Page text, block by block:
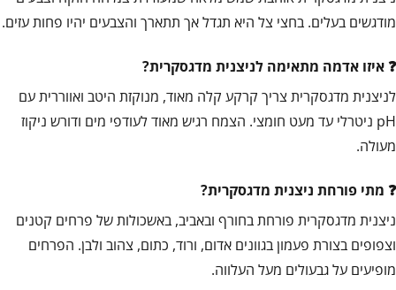
מודגשים בעלים. בחצי צל היא תגדל אך תתארך והצבעים יהיו פחות עזים.
איזו אדמה מתאימה לניצנית מדגסקרית?
לניצנית מדגסקרית צריך קרקע קלה מאוד, מנוקזת היטב ואווררית עם
pH ניטרלי עד מעט חומצי. הצמח רגיש מאוד לעודפי מים ודורש ניקוז
מעולה.
מתי פורחת ניצנית מדגסקרית?
ניצנית מדגסקרית פורחת בחורף ובאביב, באשכולות של פרחים קטנים
וצפופים בצורת פעמון בגוונים אדום, ורוד, כתום, צהוב ולבן. הפרחים
מופיעים על גבעולים מעל העלווה.